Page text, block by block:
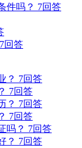
件吗？ 7回答
7回答
？ 7回答
7回答
？ 7回答
7回答
吗？ 7回答
？ 7回答